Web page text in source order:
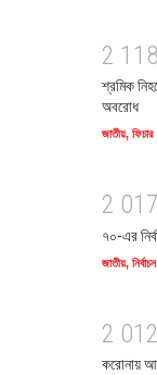
2 1 1 8
শ্রমিক
অবরোধ
জাতীয়, ফিচার
2 01 7
৭০-এর
জাতীয়, নির্বাচন
2 01 2
করোনায়